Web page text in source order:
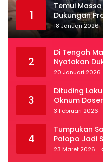
1
Temui
Dukungan
18 Januari 2026
2
Di Tengah
Nyatakan
Luwu Raya
20 Januari 2026
3
Dituding
Oknum
Kronologi
3 Februari 2026
4
Tumpukan
Palopo Jadi
Segera
23 Maret 2026